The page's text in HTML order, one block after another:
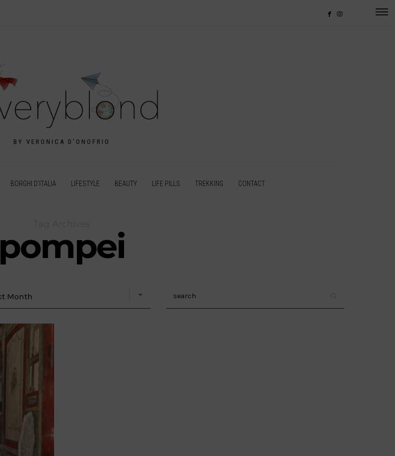
BY VERONICA D'ONOFRIO
BORGHI D’ITALIA LIFESTYLE BEAUTY LIFE PILLS TREKKING CONTACT
pompei